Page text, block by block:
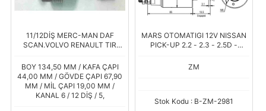
11/12DİŞ MERC-MAN DAF
SCAN.VOLVO RENAULT TIR
BOY 134,50 MM / KAFA ÇAPI
44,00 MM / GÖVDE ÇAPI 67,90
MM / MİL ÇAPI 19,00 MM /
KANAL 6 / 12 DİŞ / 5,
MARS OTOMATIGI 12V NISSAN
PICK-UP 2.2 - 2.3 - 2.5D -
(SS-1228)
ZM
Stok Kodu : B-ZM-2981